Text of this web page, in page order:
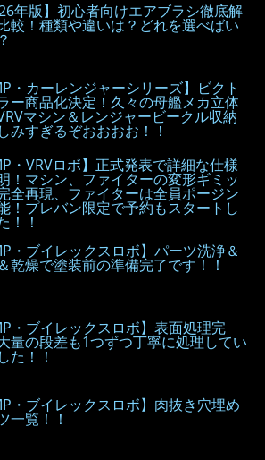
年版】初心者向けエアブラシ徹底解
較！種類や違いは？どれを選べばい
・カーレンジャーシリーズ】ビクト
ー商品化決定！久々の母艦メカ立体
マシン＆レンジャービークル収納
みすぎるぞおおおお！！
・VRVロボ】正式発表で詳細な仕様
！マシン、ファイターの変形ギミッ
全再現、ファイターは全員ポージン
！プレバン限定で予約もスタートし
！！
・ブイレックスロボ】パーツ洗浄＆
乾燥で塗装前の準備完了です！！
・ブイレックスロボ】表面処理完
量の段差も1つずつ丁寧に処理してい
た！！
・ブイレックスロボ】肉抜き穴埋め
一覧！！